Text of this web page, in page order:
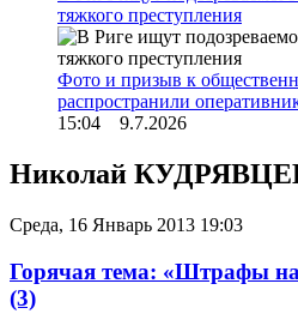
тяжкого преступления
Фото и призыв к
распространили
15:04 9.7.2026
Николай
Среда, 16 Январь 2013 19:03
Горячая тема: «Штрафы на
(3)